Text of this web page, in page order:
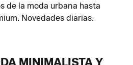
de la moda urbana hasta
Novedades diarias.
MINIMALISTA Y